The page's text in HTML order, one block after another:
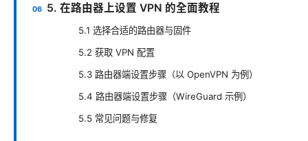
5. 在路由器上设置 VPN 的全面教程
5.1 选择合适的路由器与固件
5.2 获取 VPN 配置
5.3 路由器端设置步骤（以 OpenVPN 为例）
5.4 路由器端设置步骤（WireGuard 示例）
5.5 常见问题与修复